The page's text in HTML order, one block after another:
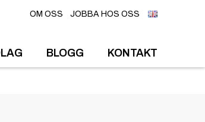
OM OSS JOBBA HOS OSS
BLOGG KONTAKT